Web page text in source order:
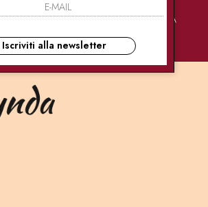
CONSEGNE
ULTRA RAPIDE
ASSISTENZA
Iscriviti alla newsletter